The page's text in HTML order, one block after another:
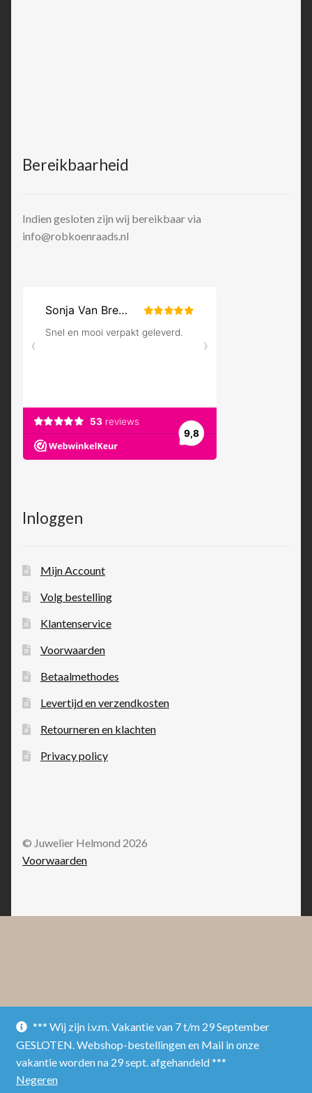
*** Wij zijn i.v.m. Vakantie van 7 t/m 29 September
GESLOTEN. Webshop-bestellingen en Mail in onze
vakantie worden na 29 sept. afgehandeld ***
Negeren
Bereikbaarheid
Indien gesloten zijn wij bereikbaar via
info@robkoenraads.nl
Inloggen
Mijn Account
Volg bestelling
Klantenservice
Voorwaarden
Betaalmethodes
Levertijd en verzendkosten
Retourneren en klachten
Privacy policy
© Juwelier Helmond 2026
Voorwaarden